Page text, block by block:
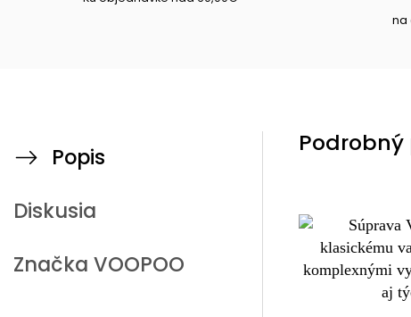
na
Popis
Diskusia
Značka VOOPOO
Podrobný